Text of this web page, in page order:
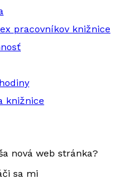
pracovníkov knižnice
knižnice
nová web stránka?
sa mi